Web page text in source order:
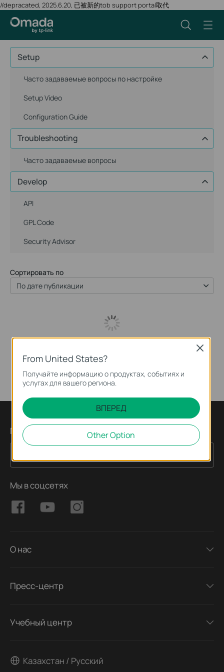
//depracated, 2025.6.20, 已被新的tob support portal取代
Setup
Часто задаваемые вопросы по настройке
Setup Video
Configuration Guide
Troubleshooting
Часто задаваемые вопросы
Develop
API
GPL Code
Security Advisor
Сортировать по
По дате публикации
Подпишитесь на рассылку
Мы в соцсетях
О нас
Пресс-центр
Учебный центр
Казахстан / Русский
From United States?
Получайте информацию о продуктах, событиях и
услугах для вашего региона.
ВПЕРЕД
Other Option
Close